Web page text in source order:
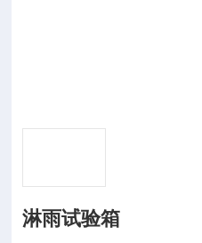
淋雨试验箱